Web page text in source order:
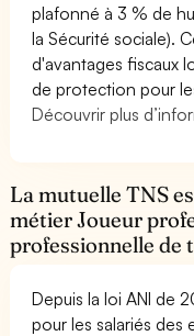
plafonné à 3 % de
la Sécurité sociale).
d'avantages fiscaux
de protection pour
Découvrir plus
La mutuelle TNS
métier Joueur
professionnelle de
Depuis la loi ANI de
pour les salariés des